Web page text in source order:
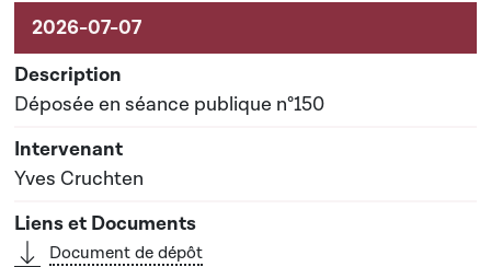
Activités liées au dossier
Déposée en séance publique n°150
Yves Cruchten
Document de dépôt